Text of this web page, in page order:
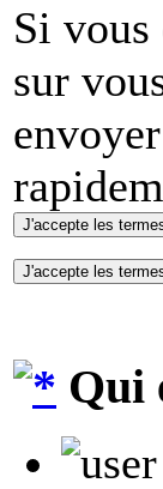
Si vous
sur
Qui